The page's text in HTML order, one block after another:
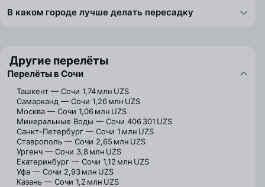
В каком городе лучше делать пересадку
Другие перелёты
Перелёты в Сочи
Ташкент — Сочи 1,74 млн UZS
Самарканд — Сочи 1,26 млн UZS
Москва — Сочи 1,06 млн UZS
Минеральные Воды — Сочи 406 301 UZS
Санкт-Петербург — Сочи 1 млн UZS
Ставрополь — Сочи 2,65 млн UZS
Ургенч — Сочи 3,8 млн UZS
Екатеринбург — Сочи 1,12 млн UZS
Уфа — Сочи 2,93 млн UZS
Казань — Сочи 1,2 млн UZS